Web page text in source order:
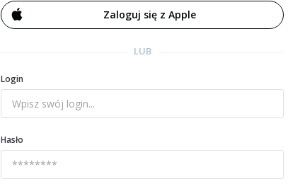
Zaloguj się z Apple
LUB
Login
Hasło